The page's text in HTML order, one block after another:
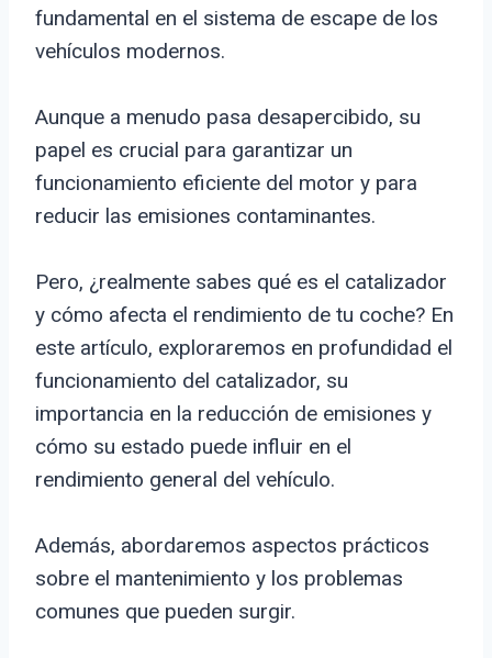
fundamental en el sistema de escape de los
vehículos modernos.
Aunque a menudo pasa desapercibido, su
papel es crucial para garantizar un
funcionamiento eficiente del motor y para
reducir las emisiones contaminantes.
Pero, ¿realmente sabes qué es el catalizador
y cómo afecta el rendimiento de tu coche? En
este artículo, exploraremos en profundidad el
funcionamiento del catalizador, su
importancia en la reducción de emisiones y
cómo su estado puede influir en el
rendimiento general del vehículo.
Además, abordaremos aspectos prácticos
sobre el mantenimiento y los problemas
comunes que pueden surgir.